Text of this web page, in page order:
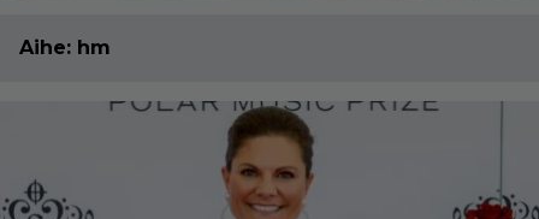
Aihe: hm